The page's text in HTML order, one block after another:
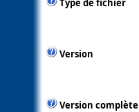
Type de fichier
Version
Version complète